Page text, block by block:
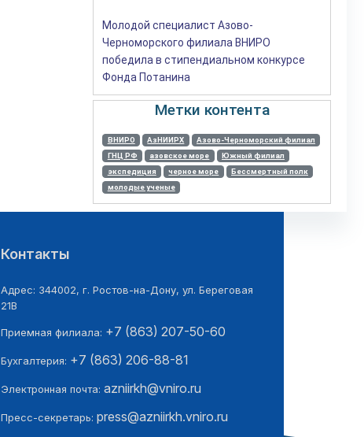
Молодой специалист Азово-
Черноморского филиала ВНИРО
победила в стипендиальном конкурсе
Фонда Потанина
Метки контента
ВНИРО АзНИИРХ
Азово-Черноморский филиал
ГНЦ РФ
азовское море
Южный филиал
экспедиция
черное море
Бессмертный полк
молодые ученые
Контакты
Адрес: 344002, г. Ростов-на-Дону, ул. Береговая
21В
Приемная филиала: +7 (863) 207-50-60
Бухгалтерия: +7 (863) 206-88-81
Электронная почта: azniirkh@vniro.ru
Пресс-секретарь: press@azniirkh.vniro.ru